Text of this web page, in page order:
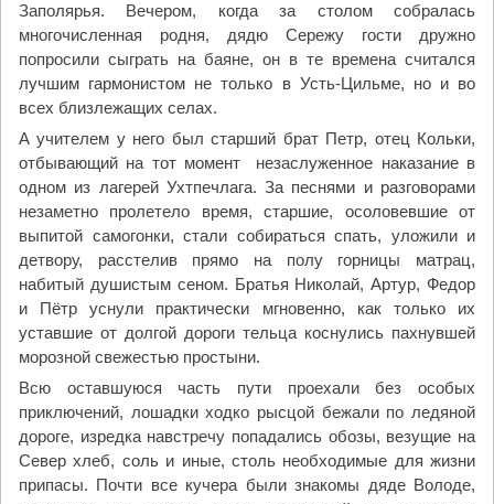
Заполярья. Вечером, когда за столом собралась
многочисленная родня, дядю Сережу гости дружно
попросили сыграть на баяне, он в те времена считался
лучшим гармонистом не только в Усть-Цильме, но и во
всех близлежащих селах.
А учителем у него был старший брат Петр, отец Кольки,
отбывающий на тот момент незаслуженное наказание в
одном из лагерей Ухтпечлага. За песнями и разговорами
незаметно пролетело время, старшие, осоловевшие от
выпитой самогонки, стали собираться спать, уложили и
детвору, расстелив прямо на полу горницы матрац,
набитый душистым сеном. Братья Николай, Артур, Федор
и Пётр уснули практически мгновенно, как только их
уставшие от долгой дороги тельца коснулись пахнувшей
морозной свежестью простыни.
Всю оставшуюся часть пути проехали без особых
приключений, лошадки ходко рысцой бежали по ледяной
дороге, изредка навстречу попадались обозы, везущие на
Север хлеб, соль и иные, столь необходимые для жизни
припасы. Почти все кучера были знакомы дяде Володе,